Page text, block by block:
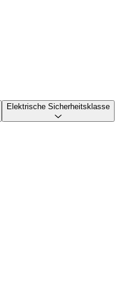
Elektrische Sicherheitsklasse